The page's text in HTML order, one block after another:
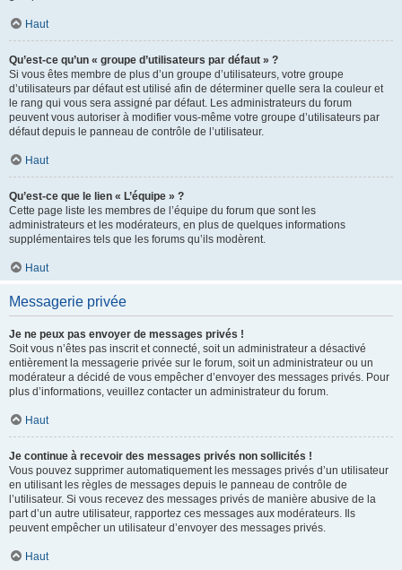
Haut
Qu’est-ce qu’un « groupe d’utilisateurs par défaut » ?
Si vous êtes membre de plus d’un groupe d’utilisateurs, votre groupe
d’utilisateurs par défaut est utilisé afin de déterminer quelle sera la couleur et
le rang qui vous sera assigné par défaut. Les administrateurs du forum
peuvent vous autoriser à modifier vous-même votre groupe d’utilisateurs par
défaut depuis le panneau de contrôle de l’utilisateur.
Haut
Qu’est-ce que le lien « L’équipe » ?
Cette page liste les membres de l’équipe du forum que sont les
administrateurs et les modérateurs, en plus de quelques informations
supplémentaires tels que les forums qu’ils modèrent.
Haut
Messagerie privée
Je ne peux pas envoyer de messages privés !
Soit vous n’êtes pas inscrit et connecté, soit un administrateur a désactivé
entièrement la messagerie privée sur le forum, soit un administrateur ou un
modérateur a décidé de vous empêcher d’envoyer des messages privés. Pour
plus d’informations, veuillez contacter un administrateur du forum.
Haut
Je continue à recevoir des messages privés non sollicités !
Vous pouvez supprimer automatiquement les messages privés d’un utilisateur
en utilisant les règles de messages depuis le panneau de contrôle de
l’utilisateur. Si vous recevez des messages privés de manière abusive de la
part d’un autre utilisateur, rapportez ces messages aux modérateurs. Ils
peuvent empêcher un utilisateur d’envoyer des messages privés.
Haut